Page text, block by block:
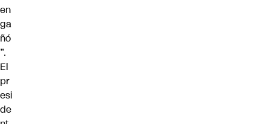
en
ga
ñó
”.
El
pr
esi
de